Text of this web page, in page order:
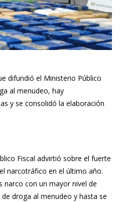
difundió el Ministerio Público
al menudeo, hay
y se consolidó la elaboración
Fiscal advirtió sobre el fuerte
narcotráfico en el último año.
narco con un mayor nivel de
droga al menudeo y hasta se